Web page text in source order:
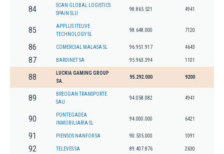
84
SCAN GLOBAL LOGISTICS
SPAIN SLU
98.865.521 4941
85
APPLUS ITEUVE
TECHNOLOGY SL
98.648.000 7120
86 COMERCIAL MALASA SL 96.951.917 4643
87 BARDINET SA 95.963.394 1101
88
LUCKIA GAMING GROUP
SA.
95.292.000 9200
89
BREOGAN TRANSPORTE
SAU
94.058.082 4941
90
PONTEGADEA
INMOBILIARIA SL
94.000.000 6421
91 PIENSOS NANFOR SA 90.535.000 1091
92 TELEVES SA 89.407.876 2630